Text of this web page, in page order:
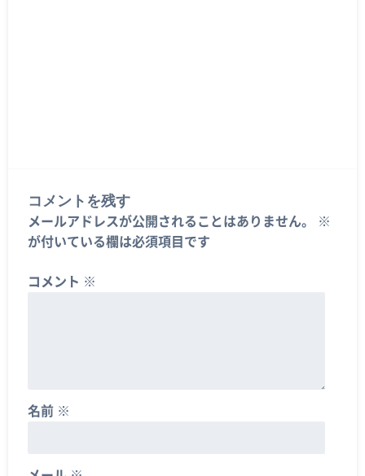
コメントを残す
メールアドレスが公開されることはありません。
※
が付いている欄は必須項目です
コメント ※
名前 ※